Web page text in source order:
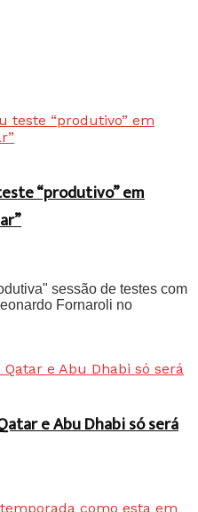
“produtivo” em
sessão de testes com
Fornaroli no
e Abu Dhabi só será